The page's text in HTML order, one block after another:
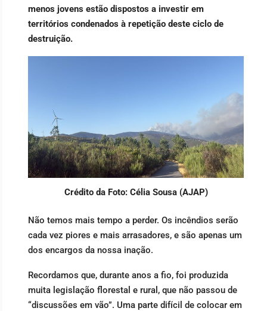
menos jovens estão dispostos a investir em
territórios condenados à repetição deste ciclo de
destruição.
Crédito da Foto: Célia Sousa (AJAP)
Não temos mais tempo a perder. Os incêndios serão
cada vez piores e mais arrasadores, e são apenas um
dos encargos da nossa inação.
Recordamos que, durante anos a fio, foi produzida
muita legislação florestal e rural, que não passou de
“discussões em vão”. Uma parte difícil de colocar em